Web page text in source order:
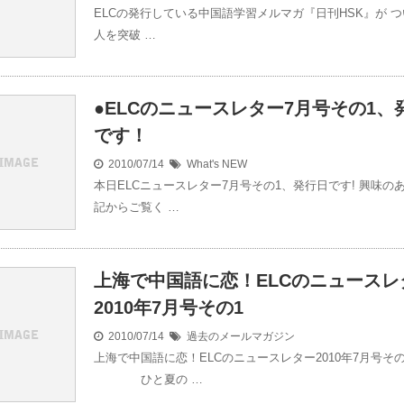
ELCの発行している中国語学習メルマガ『日刊HSK』が
人を突破 …
●ELCのニュースレター7月号その1、
です！
2010/07/14 What's NEW
本日ELCニュースレター7月号その1、発行日です! 興味の
記からご覧く …
上海で中国語に恋！ELCのニュースレ
2010年7月号その1
2010/07/14 過去のメールマガジン
上海で中国語に恋！ELCのニュースレター2010年7月号そ
ひと夏の …